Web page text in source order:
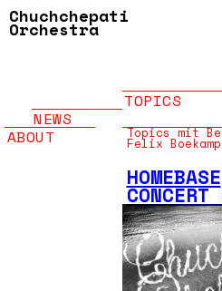
Chuchchepati
Orchestra
ABOUT
NEWS
TOPICS
Topics mit
Felix Boekamp
HOMEBASE